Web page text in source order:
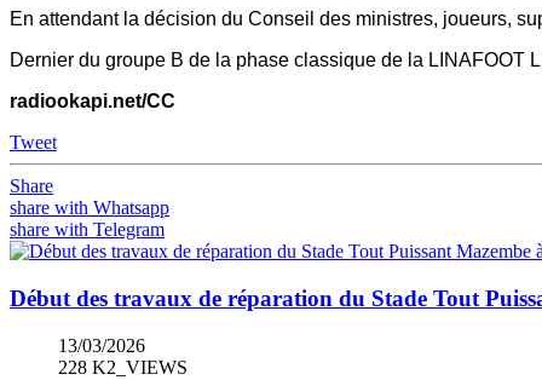
En attendant la décision du Conseil des ministres, joueurs,
Dernier du groupe B de la phase classique de la LINAFOOT
radiookapi.net/CC
Tweet
Share
share with Whatsapp
share with Telegram
Début des travaux de réparation du Stade Tout
13/03/2026
228 K2_VIEWS